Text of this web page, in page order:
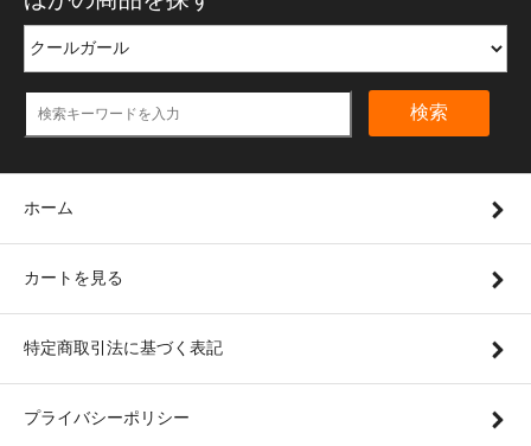
検索
ホーム
カートを見る
特定商取引法に基づく表記
プライバシーポリシー